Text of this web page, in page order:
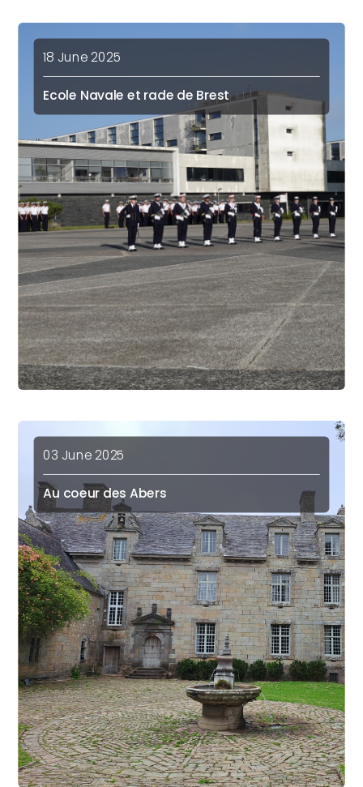
18 June 2025
Ecole Navale et rade de Brest
03 June 2025
Au coeur des Abers